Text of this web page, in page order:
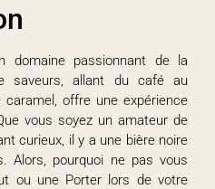
domaine passionnant de la
saveurs, allant du café au
offre une expérience
vous soyez un amateur de
curieux, il y a une bière noire
Alors, pourquoi ne pas vous
ou une Porter lors de votre